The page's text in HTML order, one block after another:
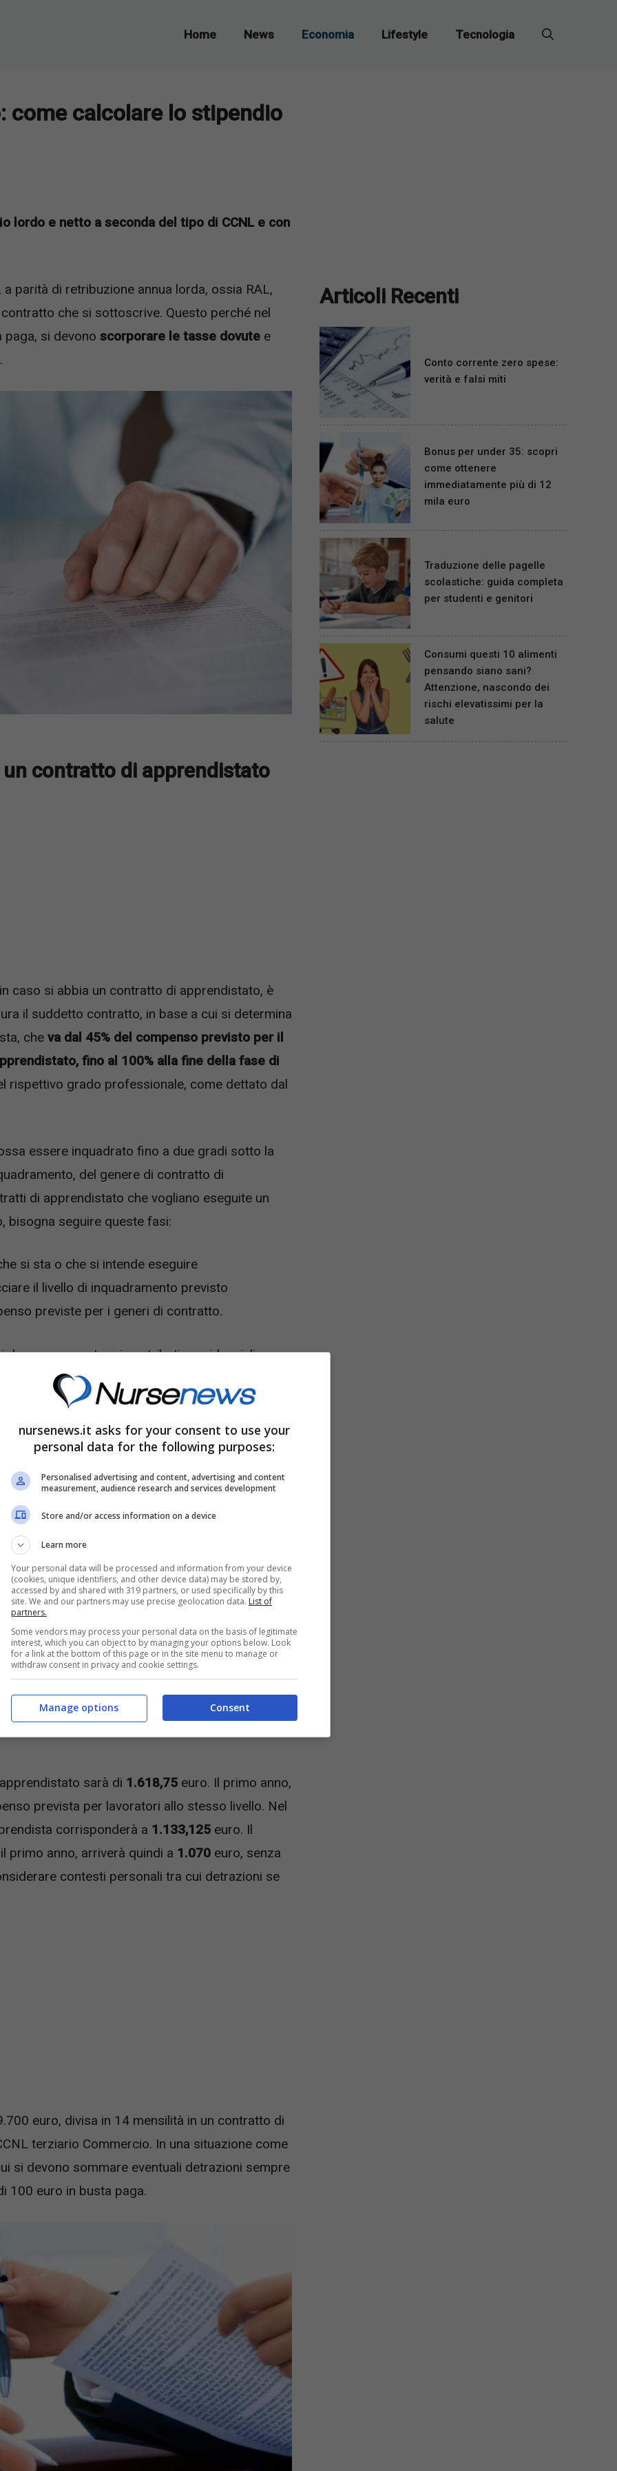
Home News Economia Lifestyle Tecnologia
come calcolare lo stipendio
lordo e netto a seconda del tipo di CCNL e con
parità di retribuzione annua lorda, ossia RAL,
che si sottoscrive. Questo perché nel
si devono scorporare le tasse dovute e
contratto di apprendistato
caso si abbia un contratto di apprendistato, è
il suddetto contratto, in base a cui si determina
che va dal 45% del compenso previsto per il
fino al 100% alla fine della fase di
rispettivo grado professionale, come dettato dal
essere inquadrato fino a due gradi sotto la
del genere di contratto di
di apprendistato che vogliano eseguite un
bisogna seguire queste fasi:
si sta o che si intende eseguire
il livello di inquadramento previsto
previste per i generi di contratto.
computare i contributi previdenziali e
al 5,84% della retribuzione imponibile
diritto al sostegno Renzi.
netto
stipendio netto di una persona che ha
datore di lavoro, nel 2021. Ipotizziamo, dunque,
di apprendistato professionalizzante con
quarto livello.
sarà di 1.618,75 euro. Il primo anno,
prevista per lavoratori allo stesso livello. Nel
corrisponderà a 1.133,125 euro. Il
primo anno, arriverà quindi a 1.070 euro, senza
contesti personali tra cui detrazioni se
euro, divisa in 14 mensilità in un contratto di
terziario Commercio. In una situazione come
si devono sommare eventuali detrazioni sempre
100 euro in busta paga.
Articoli Recenti
Conto corrente zero spese:
verità e falsi miti
Bonus per under 35: scopri
come ottenere
immediatamente più di 12
mila euro
Traduzione delle pagelle
scolastiche: guida completa
per studenti e genitori
Consumi questi 10 alimenti
pensando siano sani?
Attenzione, nascondo dei
rischi elevatissimi per la
salute
nursenews.it asks for your consent to use your
personal data for the following purposes:
Personalised advertising and content, advertising and content
measurement, audience research and services development
Store and/or access information on a device
Learn more
Your personal data will be processed and information from your device
(cookies, unique identifiers, and other device data) may be stored by,
accessed by and shared with 319 partners, or used specifically by this
site. We and our partners may use precise geolocation data. List of
partners.
Some vendors may process your personal data on the basis of legitimate
interest, which you can object to by managing your options below. Look
for a link at the bottom of this page or in the site menu to manage or
withdraw consent in privacy and cookie settings.
Consent
Manage options